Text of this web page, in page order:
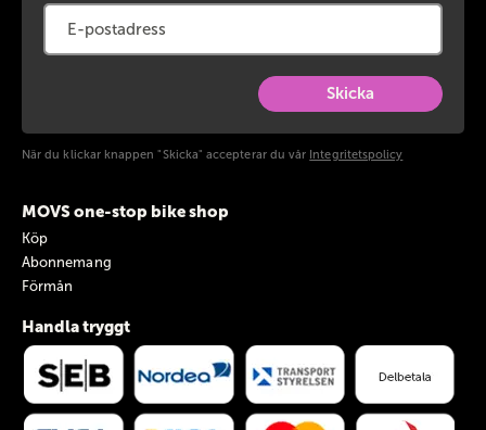
Skicka
När du klickar knappen "Skicka" accepterar du vår Integritetspolicy
MOVS one-stop bike shop
Köp
Abonnemang
Förmån
Handla tryggt